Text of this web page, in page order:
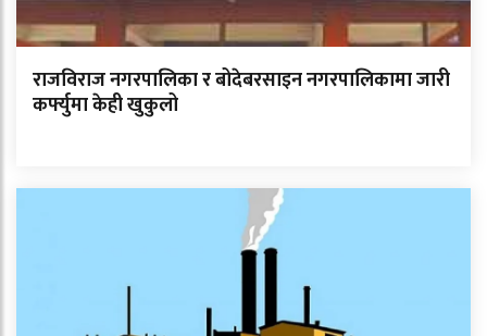
राजविराज नगरपालिका र बोदेबरसाइन नगरपालिकामा जारी
कर्फ्युमा केही खुकुलो